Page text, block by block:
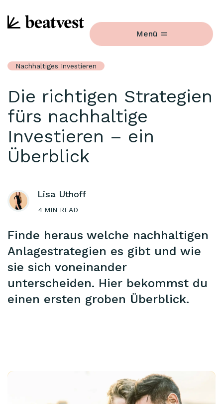
Menü
Nachhaltiges Investieren
Die richtigen Strategien
fürs nachhaltige
Investieren – ein
Überblick
Lisa Uthoff
4 MIN READ
Finde heraus welche nachhaltigen
Anlagestrategien es gibt und wie
sie sich voneinander
unterscheiden. Hier bekommst du
einen ersten groben Überblick.